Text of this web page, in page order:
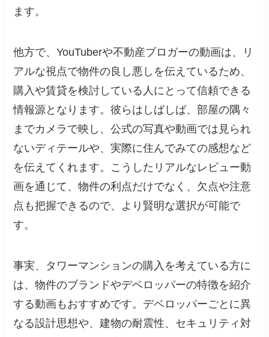
ます。
他方で、YouTuberや不動産ブロガーの動画は、リ
アルな視点で物件の良し悪しを伝えているため、
購入や賃貸を検討している人にとって信頼できる
情報源となります。彼らはしばしば、部屋の隅々
までカメラで映し、公式の写真や動画では見られ
ないディテールや、実際に住んでみての感想など
を伝えてくれます。こうしたリアルなレビュー動
画を通じて、物件の利点だけでなく、欠点や注意
点も把握できるので、より賢明な選択が可能で
す。
事実、タワーマンションの購入を考えている方に
は、物件のブランドやデベロッパーの特徴を紹介
する動画もおすすめです。デベロッパーごとに異
なる設計思想や、建物の耐震性、セキュリティ対